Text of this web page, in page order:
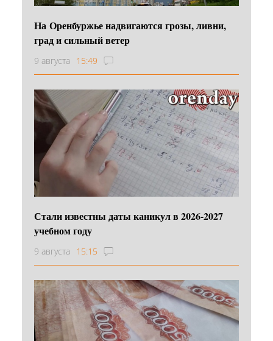
На Оренбуржье надвигаются грозы, ливни,
град и сильный ветер
9 августа 15:49
Стали известны даты каникул в 2026-2027
учебном году
9 августа 15:15